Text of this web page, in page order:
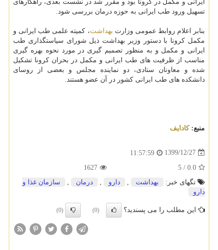
ایرانی و مکمل در کرونا بود و مقرر شد در نشست بعدی، راهکارهای
تسهیل ورود طب ایرانی به حوزه درمان بررسی شود.
بنابر اعلام روابط عمومی وزارت بهداشت، کمیته علمی طب ایرانی و
مکمل کرونا با دستور وزیر بهداشت ذیل شورای سیاستگذاری طب
ایرانی و مکمل و به منظور تصمیم گیری در مورد نحوه بهره گیری
مناسب از ظرفیت های طب ایرانی و مکمل در بحران کرونا تشکیل
شده و معاونان ستادی، دو نماینده مجلس و بعضی از روسای
دانشکده های طب ایرانی کشور در آن عضو هستند.
منبع:كادایف
1399/12/27
11:57:59
0.0
/
5
1627
تگهای خبر:
بهداشت دارو درمان
سازمان غذا و
دارو
این مطلب را می پسندید؟ (0)
(0)